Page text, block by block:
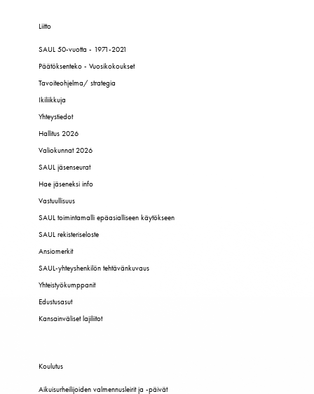
Liitto
SAUL 50-vuotta - 1971-2021
Päätöksenteko - Vuosikokoukset
Tavoiteohjelma/ strategia
Ikiliikkuja
Yhteystiedot
Hallitus 2026
Valiokunnat 2026
SAUL jäsenseurat
Hae jäseneksi info
Vastuullisuus
SAUL toimintamalli epäasialliseen käytökseen
SAUL rekisteriseloste
Ansiomerkit
SAUL-yhteyshenkilön tehtävänkuvaus
Yhteistyökumppanit
Edustusasut
Kansainväliset lajiliitot
Koulutus
Aikuisurheilijoiden valmennusleirit ja -päivät